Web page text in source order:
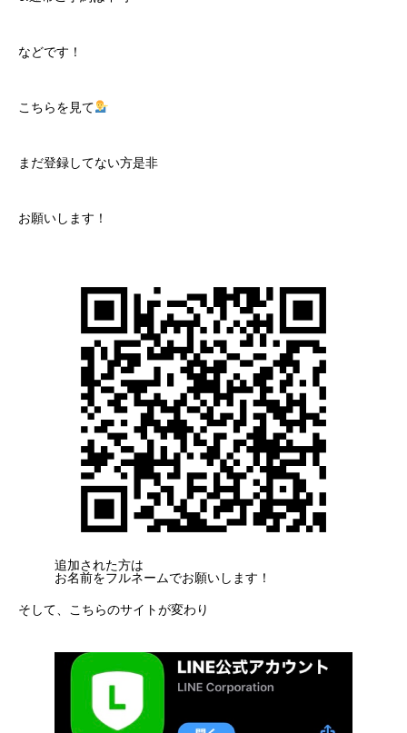
などです！
こちらを見て
まだ登録してない方是非
お願いします！
追加された方は
お名前をフルネームでお願いします！
そして、こちらのサイトが変わり